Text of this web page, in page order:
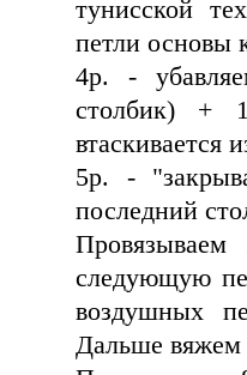
тунисской
петли основы
4р. -
столбик) +
втаскивается
5р. -
последний
следующую
воздушных
Дальше вяжем